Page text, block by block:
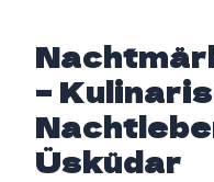
–
Üsküdar